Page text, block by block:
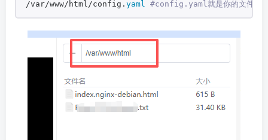
/var/www/html/config. yaml #config.yaml就是你的文件